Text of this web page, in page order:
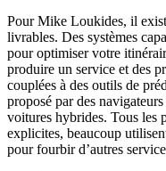
Pour Mike Loukides, il
livrables. Des systèmes
pour optimiser votre
produire un service et des
couplées à des outils de
proposé par des
voitures hybrides. Tous les
explicites, beaucoup
pour fourbir d’autres